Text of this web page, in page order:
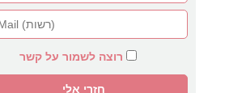
רוצה לשמור על קשר